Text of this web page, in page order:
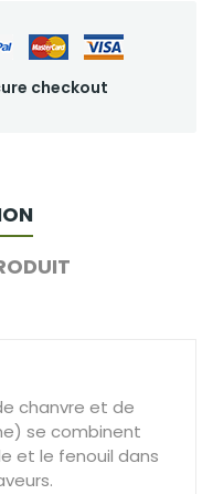
checkout
chanvre et de
se combinent
et le fenouil dans